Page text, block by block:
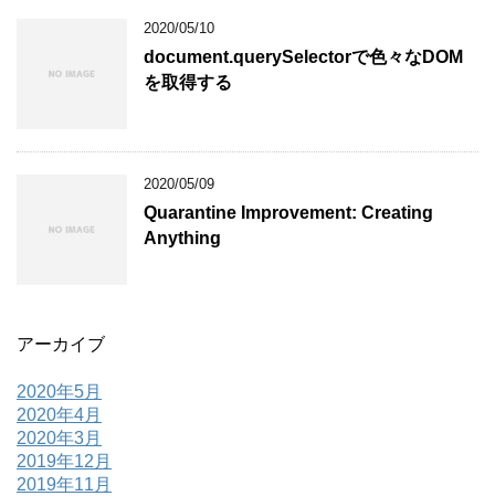
2020/05/10
document.querySelectorで色々なDOM
を取得する
2020/05/09
Quarantine Improvement: Creating
Anything
アーカイブ
2020年5月
2020年4月
2020年3月
2019年12月
2019年11月